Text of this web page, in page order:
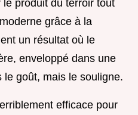
produit du terroir tout
grâce à la
un résultat où le
enveloppé dans une
goût, mais le souligne.
efficace pour